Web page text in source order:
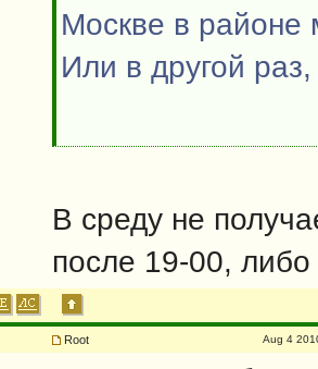
Москве в районе
Или в другой
В среду не
после 19-00,
Root Aug 4